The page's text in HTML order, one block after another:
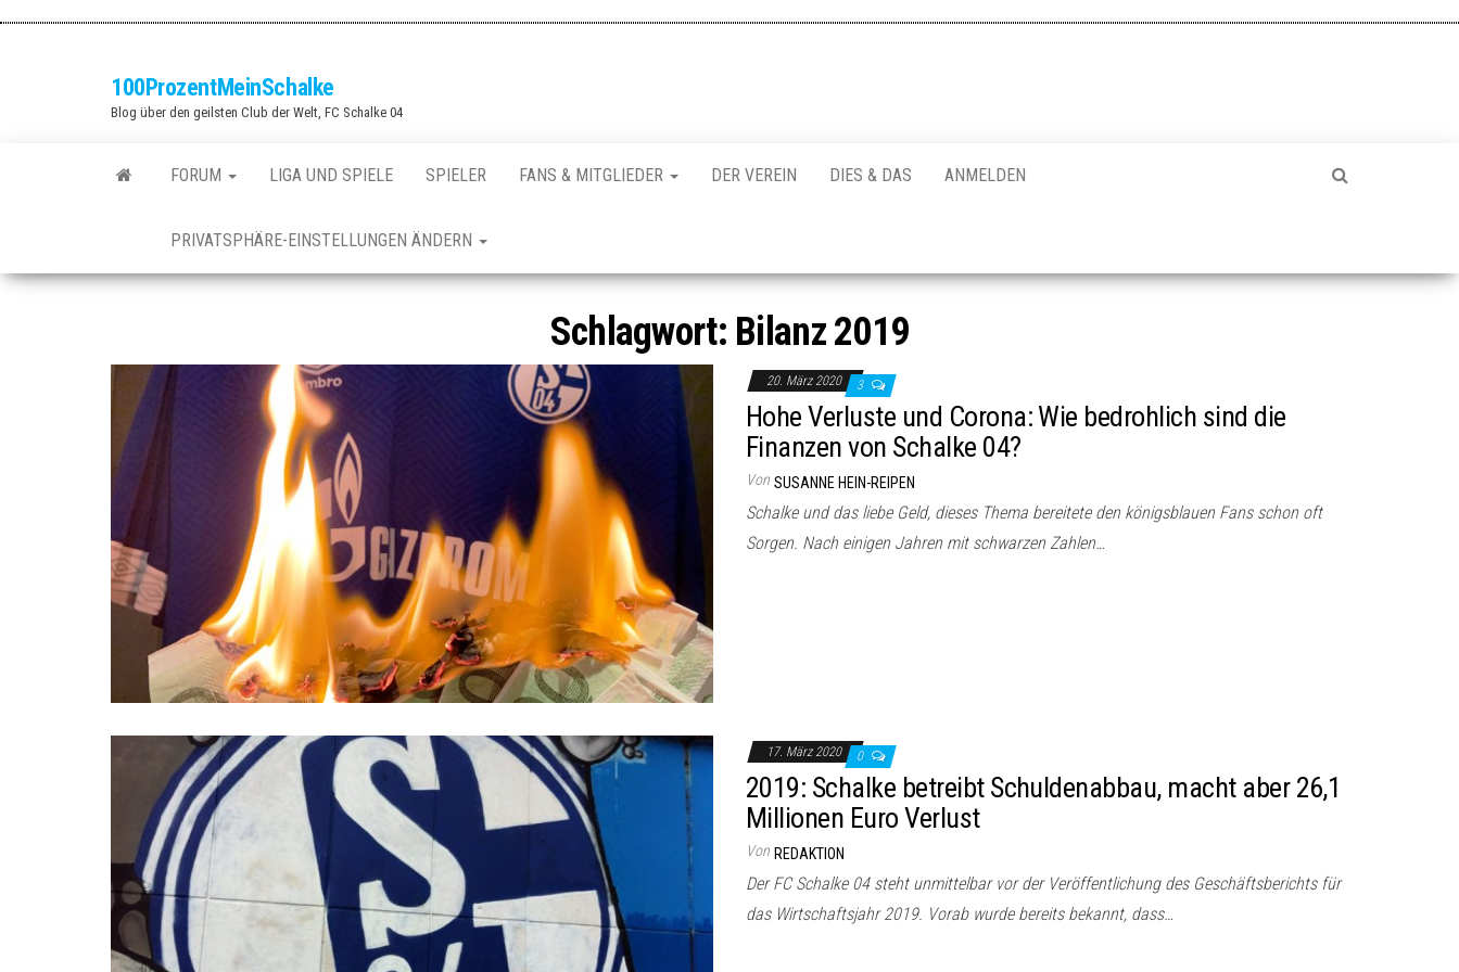
100ProzentMeinSchalke
Blog über den geilsten Club der Welt, FC Schalke 04
FORUM LIGA UND SPIELE SPIELER FANS & MITGLIEDER DER VEREIN DIES & DAS ANMELDEN
PRIVATSPHÄRE-EINSTELLUNGEN ÄNDERN
Schlagwort: Bilanz 2019
20. März 2020 3
Hohe Verluste und Corona: Wie bedrohlich sind die
Finanzen von Schalke 04?
Von SUSANNE HEIN-REIPEN
Schalke und das liebe Geld, dieses Thema bereitete den königsblauen Fans schon oft
Sorgen. Nach einigen Jahren mit schwarzen Zahlen…
17. März 2020 0
2019: Schalke betreibt Schuldenabbau, macht aber 26,1
Millionen Euro Verlust
Von REDAKTION
Der FC Schalke 04 steht unmittelbar vor der Veröffentlichung des Geschäftsberichts für
das Wirtschaftsjahr 2019. Vorab wurde bereits bekannt, dass…